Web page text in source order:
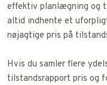
effektiv planlægning og
altid indhente et
nøjagtige pris på
Hvis du samler flere
tilstandsrapport pris og